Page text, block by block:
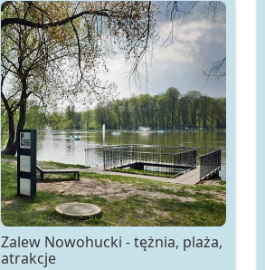
Zalew Nowohucki - tężnia, plaża,
atrakcje